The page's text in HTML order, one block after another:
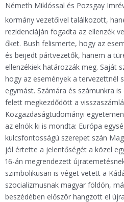
Németh Miklóssal és Pozsgay
kormány vezetőivel találkozott,
rezidenciáján fogadta az ellenzék
őket. Bush felismerte, hogy az
és beijedt pártvezetők, hanem a
ellenzékiek határozzák meg. Saját
hogy az események a tervezettnél
egymást. Számára és számunkra
felett megkezdődött a
Közgazdaságtudományi
az elnök ki is mondta: Európa
kulcsfontosságú szerepet szán
jól értette a jelentőségét a közel
16-án megrendezett
szimbolikusan is véget vetett a
szocializmusnak magyar földön,
beszédében először hangzott el